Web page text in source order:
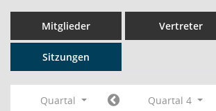
Mitglieder Vertreter
Sitzungen
Quartal
Quartal 4